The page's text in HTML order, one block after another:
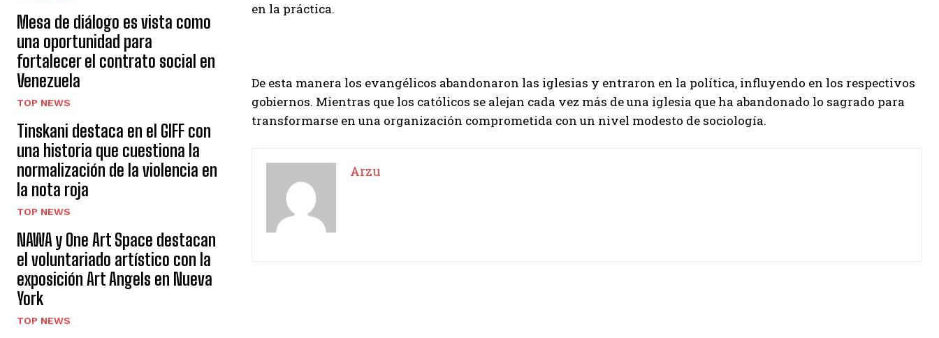
Arzu
Mesa de diálogo es vista como
una oportunidad para
fortalecer el contrato social en
Venezuela
TOP NEWS
Tinskani destaca en el GIFF con
una historia que cuestiona la
normalización de la violencia en
la nota roja
TOP NEWS
NAWA y One Art Space destacan
el voluntariado artístico con la
exposición Art Angels en Nueva
York
TOP NEWS
en la práctica.
De esta manera los evangélicos abandonaron las iglesias y entraron en la política, influyendo en los respectivos
gobiernos. Mientras que los católicos se alejan cada vez más de una iglesia que ha abandonado lo sagrado para
transformarse en una organización comprometida con un nivel modesto de sociología.
Arzu